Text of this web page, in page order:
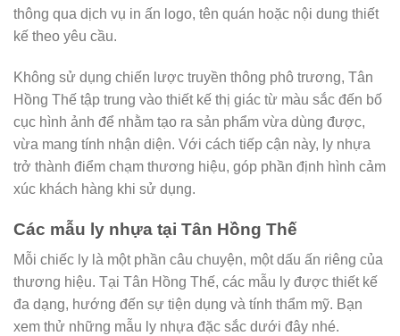
thông qua dịch vụ in ấn logo, tên quán hoặc nội dung thiết
kế theo yêu cầu.
Không sử dụng chiến lược truyền thông phô trương, Tân
Hồng Thế tập trung vào thiết kế thị giác từ màu sắc đến bố
cục hình ảnh để nhằm tạo ra sản phẩm vừa dùng được,
vừa mang tính nhận diện. Với cách tiếp cận này, ly nhựa
trở thành điểm chạm thương hiệu, góp phần định hình cảm
xúc khách hàng khi sử dụng.
Các mẫu ly nhựa tại Tân Hồng Thế
Mỗi chiếc ly là một phần câu chuyện, một dấu ấn riêng của
thương hiệu. Tại Tân Hồng Thế, các mẫu ly được thiết kế
đa dạng, hướng đến sự tiện dụng và tính thẩm mỹ. Bạn
xem thử những mẫu ly nhựa đặc sắc dưới đây nhé.